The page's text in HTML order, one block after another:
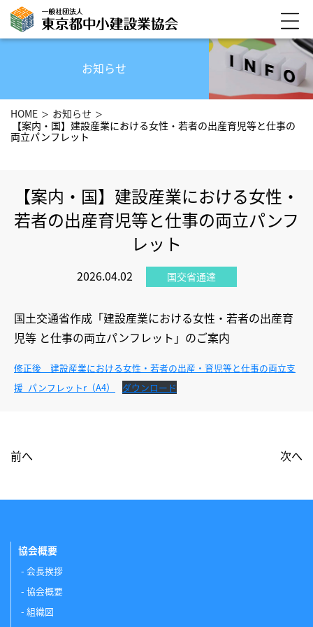
お知らせ
HOME
お知らせ
【案内・国】建設産業における女性・若者の出産育児等と仕事の
両立パンフレット
【案内・国】建設産業における女性・
若者の出産育児等と仕事の両立パンフ
レット
2026.04.02 国交省通達
国土交通省作成「建設産業における女性・若者の出産育
児等 と仕事の両立パンフレット」のご案内
修正後 建設産業における女性・若者の出産・育児等と仕事の両立支
援_パンフレットr（A4）
ダウンロード
前へ 次へ
協会概要
会長挨拶
協会概要
組織図